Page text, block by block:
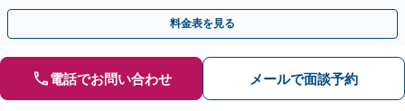
を大事にし、より納得できる解決を目指します。
料金表を見る
電話でお問い合わせ メールで面談予約